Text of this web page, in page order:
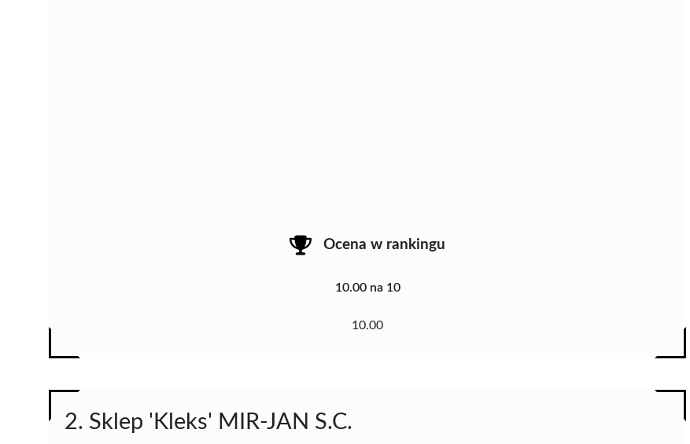
Ocena w rankingu
10.00 na 10
10.00
2. Sklep 'Kleks' MIR-JAN S.C.